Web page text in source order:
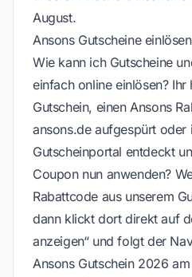
August.
Ansons Gutscheine
Wie kann ich Gutscheine
einfach online einlösen? Ihr
Gutschein, einen Ansons
ansons.de aufgespürt oder
Gutscheinportal entdeckt
Coupon nun anwenden?
Rabattcode aus unserem
dann klickt dort direkt auf
anzeigen“ und folgt der
Ansons Gutschein 2026